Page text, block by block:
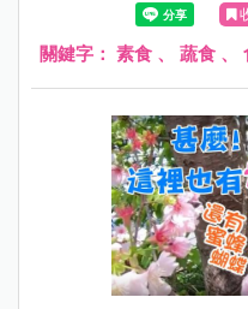
關鍵字： 素食 、 蔬食 、